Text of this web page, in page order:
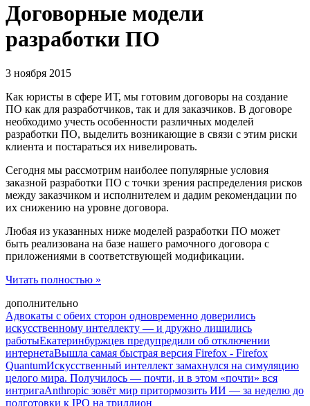
Договорные модели
разработки ПО
3 ноября 2015
Как юристы в сфере ИТ, мы готовим договоры на создание
ПО как для разработчиков, так и для заказчиков. В договоре
необходимо учесть особенности различных моделей
разработки ПО, выделить возникающие в связи с этим риски
клиента и постараться их нивелировать.
Сегодня мы рассмотрим наиболее популярные условия
заказной разработки ПО с точки зрения распределения рисков
между заказчиком и исполнителем и дадим рекомендации по
их снижению на уровне договора.
Любая из указанных ниже моделей разработки ПО может
быть реализована на базе нашего рамочного договора с
приложениями в соответствующей модификации.
Читать полностью »
дополнительно
Адвокаты с обеих сторон одновременно доверились
искусственному интеллекту — и дружно лишились
работыЕкатеринбуржцев предупредили об отключении
интернетаВышла самая быстрая версия Firefox - Firefox
QuantumИскусственный интеллект замахнулся на симуляцию
целого мира. Получилось — почти, и в этом «почти» вся
интригаAnthropic зовёт мир притормозить ИИ — за неделю до
подготовки к IPO на триллион